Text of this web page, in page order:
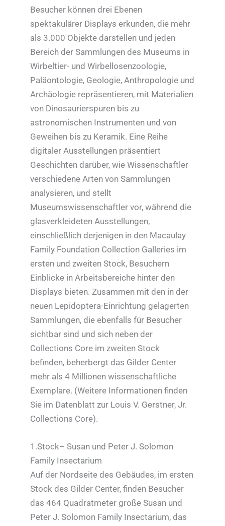
Besucher können drei Ebenen
spektakulärer Displays erkunden, die mehr
als 3.000 Objekte darstellen und jeden
Bereich der Sammlungen des Museums in
Wirbeltier- und Wirbellosenzoologie,
Paläontologie, Geologie, Anthropologie und
Archäologie repräsentieren, mit Materialien
von Dinosaurierspuren bis zu
astronomischen Instrumenten und von
Geweihen bis zu Keramik. Eine Reihe
digitaler Ausstellungen präsentiert
Geschichten darüber, wie Wissenschaftler
verschiedene Arten von Sammlungen
analysieren, und stellt
Museumswissenschaftler vor, während die
glasverkleideten Ausstellungen,
einschließlich derjenigen in den Macaulay
Family Foundation Collection Galleries im
ersten und zweiten Stock, Besuchern
Einblicke in Arbeitsbereiche hinter den
Displays bieten. Zusammen mit den in der
neuen Lepidoptera-Einrichtung gelagerten
Sammlungen, die ebenfalls für Besucher
sichtbar sind und sich neben der
Collections Core im zweiten Stock
befinden, beherbergt das Gilder Center
mehr als 4 Millionen wissenschaftliche
Exemplare. (Weitere Informationen finden
Sie im Datenblatt zur Louis V. Gerstner, Jr.
Collections Core).
1.Stock– Susan und Peter J. Solomon
Family Insectarium
Auf der Nordseite des Gebäudes, im ersten
Stock des Gilder Center, finden Besucher
das 464 Quadratmeter große Susan und
Peter J. Solomon Family Insectarium, das